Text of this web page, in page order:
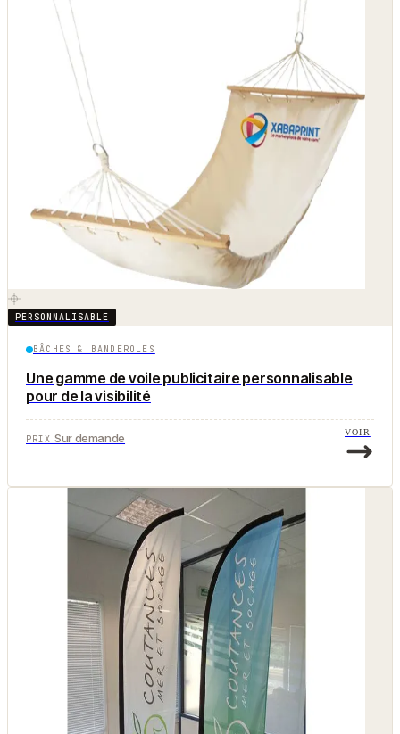
PERSONNALISABLE
BÂCHES & BANDEROLES
Une gamme de voile publicitaire personnalisable
pour de la visibilité
PRIX Sur demande VOIR